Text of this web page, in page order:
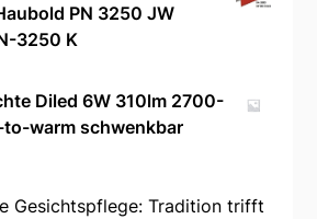
PN 3250 JW
3250 K
Diled 6W 310lm 2700-
to-warm schwenkbar
Gesichtspflege: Tradition trifft